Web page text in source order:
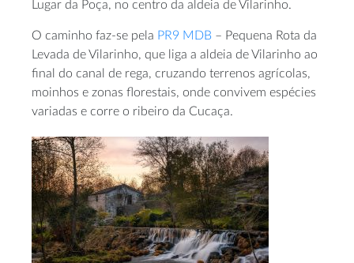
Lugar da Poça, no centro da aldeia de Vilarinho.
O caminho faz-se pela PR9 MDB – Pequena Rota da
Levada de Vilarinho, que liga a aldeia de Vilarinho ao
final do canal de rega, cruzando terrenos agrícolas,
moinhos e zonas florestais, onde convivem espécies
variadas e corre o ribeiro da Cucaça.